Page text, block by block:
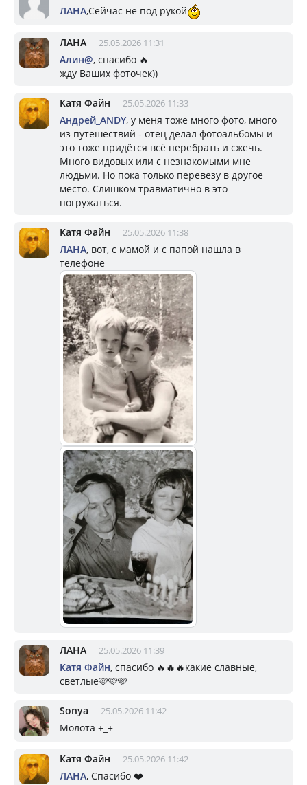
ЛАНА,Сейчас не под рукой
ЛАНА 25.05.2026 11:31
Алин@, спасибо 🔥
жду Ваших фоточек))
Катя Файн 25.05.2026 11:33
Андрей_ANDY, у меня тоже много фото, много
из путешествий - отец делал фотоальбомы и
это тоже придётся всё перебрать и сжечь.
Много видовых или с незнакомыми мне
людьми. Но пока только перевезу в другое
место. Слишком травматично в это
погружаться.
Катя Файн 25.05.2026 11:38
ЛАНА, вот, с мамой и с папой нашла в
телефоне
ЛАНА 25.05.2026 11:39
Катя Файн, спасибо 🔥🔥🔥какие славные,
светлые🩷🩷🩷
Sonya 25.05.2026 11:42
Молота +_+
Катя Файн 25.05.2026 11:42
ЛАНА, Спасибо ❤️